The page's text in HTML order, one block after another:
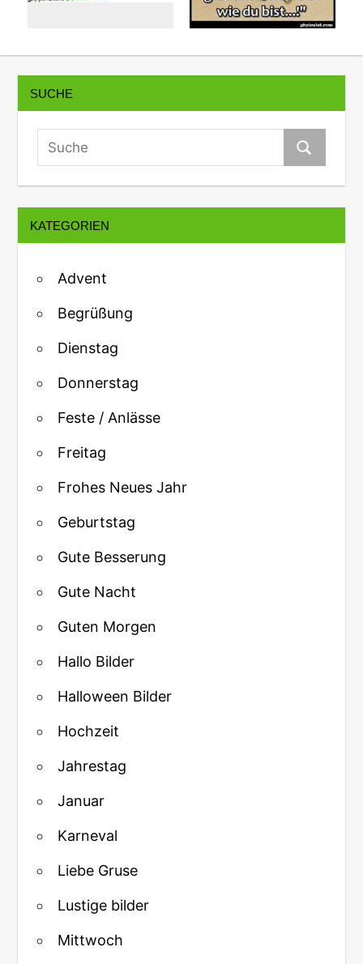
SUCHE
KATEGORIEN
Advent
Begrüßung
Dienstag
Donnerstag
Feste / Anlässe
Freitag
Frohes Neues Jahr
Geburtstag
Gute Besserung
Gute Nacht
Guten Morgen
Hallo Bilder
Halloween Bilder
Hochzeit
Jahrestag
Januar
Karneval
Liebe Gruse
Lustige bilder
Mittwoch